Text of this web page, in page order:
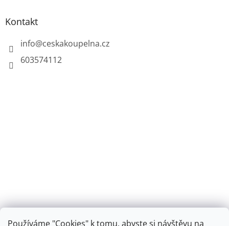
Používáme "Cookies" k tomu, abyste si návštěvu na
Kontakt
info@ceskakoupelna.cz
603574112